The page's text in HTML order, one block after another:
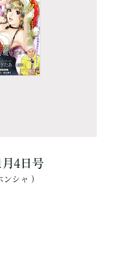
4日号
ンシャ ）